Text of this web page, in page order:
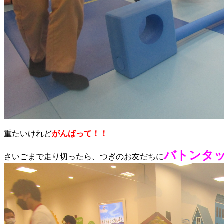
重たいけれどがんばって！！
さいごまで走り切ったら、つぎのお友だちにバトンタ